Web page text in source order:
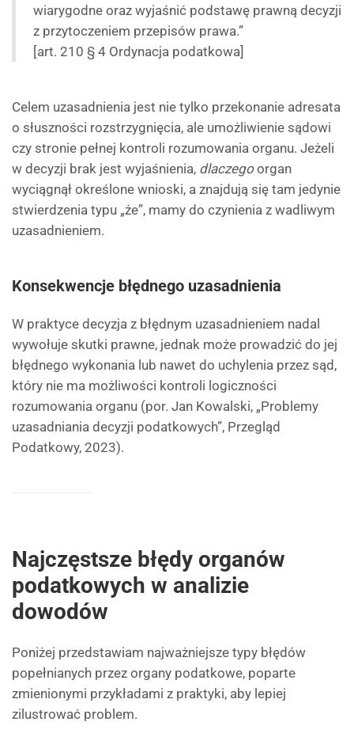
wiarygodne oraz wyjaśnić podstawę prawną decyzji
z przytoczeniem przepisów prawa.”
[art. 210 § 4 Ordynacja podatkowa]
Celem uzasadnienia jest nie tylko przekonanie adresata
o słuszności rozstrzygnięcia, ale umożliwienie sądowi
czy stronie pełnej kontroli rozumowania organu. Jeżeli
w decyzji brak jest wyjaśnienia, dlaczegoorgan
wyciągnął określone wnioski, a znajdują się tam jedynie
stwierdzenia typu „że”, mamy do czynienia z wadliwym
uzasadnieniem.
Konsekwencje błędnego uzasadnienia
W praktyce decyzja z błędnym uzasadnieniem nadal
wywołuje skutki prawne, jednak może prowadzić do jej
błędnego wykonania lub nawet do uchylenia przez sąd,
który nie ma możliwości kontroli logiczności
rozumowania organu (por. Jan Kowalski, „Problemy
uzasadniania decyzji podatkowych”, Przegląd
Podatkowy, 2023).
Najczęstsze błędy organów
podatkowych w analizie
dowodów
Poniżej przedstawiam najważniejsze typy błędów
popełnianych przez organy podatkowe, poparte
zmienionymi przykładami z praktyki, aby lepiej
zilustrować problem.